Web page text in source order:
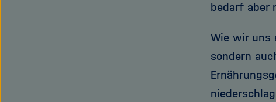
bedarf aber
Wie wir uns
sondern